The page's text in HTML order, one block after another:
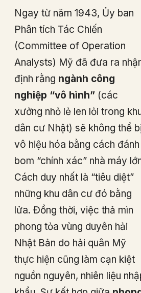
Ngay từ năm 1943, Ủy ban
Phân tích Tác Chiến
(Committee of Operation
Analysts) Mỹ đã đưa ra
định rằng ngành công
nghiệp “vô hình” (các
xưởng nhỏ lẻ len lỏi trong
dân cư Nhật) sẽ không thể
vô hiệu hóa bằng cách đánh
bom “chính xác” nhà máy
Cách duy nhất là “tiêu diệt”
những khu dân cư đó bằng
lửa. Đồng thời, việc thả mìn
phong tỏa vùng duyên hải
Nhật Bản do hải quân Mỹ
thực hiện cũng làm cạn kiệt
nguồn nguyên, nhiên liệu